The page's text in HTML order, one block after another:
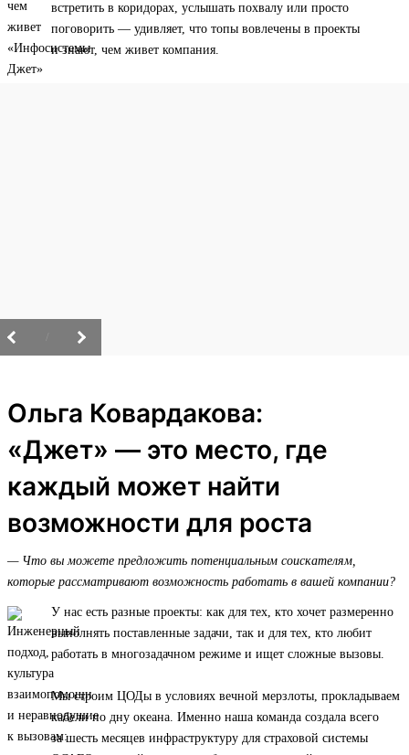
встретить в коридорах, услышать похвалу или просто
поговорить — удивляет, что топы вовлечены в проекты
и знают, чем живет компания.
Ольга Ковардакова:
«Джет» — это место, где
каждый может найти
возможности для роста
— Что вы можете предложить потенциальным соискателям,
которые рассматривают возможность работать в вашей компании?
У нас есть разные проекты: как для тех, кто хочет размеренно
выполнять поставленные задачи, так и для тех, кто любит
работать в многозадачном режиме и ищет сложные вызовы.
Мы строим ЦОДы в условиях вечной мерзлоты, прокладываем
кабели по дну океана. Именно наша команда создала всего
за шесть месяцев инфраструктуру для страховой системы